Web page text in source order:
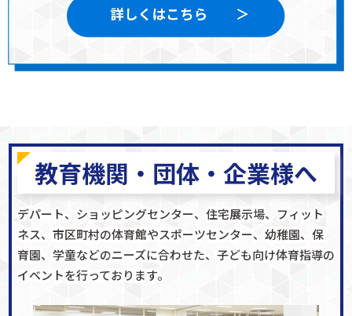
教育機関・団体・企業様へ
デパート、ショッピングセンター、住宅展示場、フィット
ネス、 市区町村の体育館やスポーツセンター、幼稚園、保
育園、学童などのニーズに合わせた、子ども向け体育指導の
イベントを行っております。